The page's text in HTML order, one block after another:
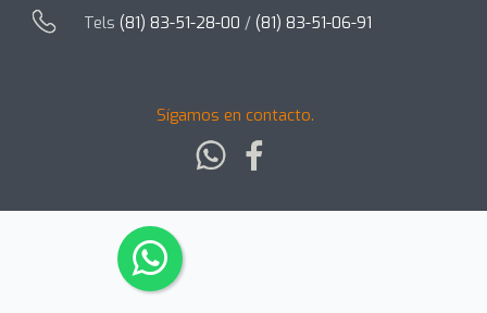
Tels (81) 83-51-28-00 / (81) 83-51-06-91
Sígamos en contacto.